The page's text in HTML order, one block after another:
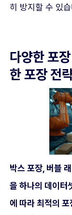
히 방지할 수 있
다양한 포
한 포장 전
박스 포장, 버블
을 하나의 데이터
에 따라 최적의